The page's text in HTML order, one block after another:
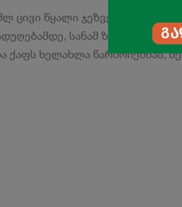
ცივი წყალი ჯეზვეში.
სანამ ზედაპირზე
ქაფს ხელახლა წარმოიქმნას,